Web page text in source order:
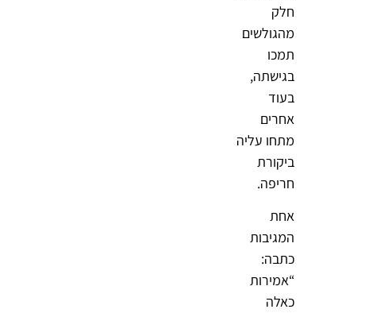
חלק
מהגולשים
תמכו
בגישתה,
בעוד
אחרים
מתחו עליה
ביקורת
חריפה.
אחת
המגיבות
כתבה:
“אמירות
כאלה